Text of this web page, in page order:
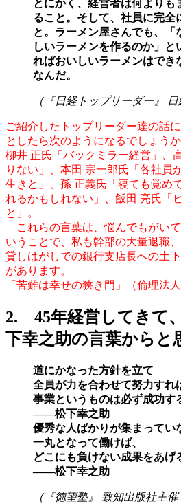
とにかく、経営者は何よりも
ること。そして、社員に完全
と。ラーメン屋さんでも、「
しいラーメンを作るのか」と
ればおいしいラーメンはでき
なんだ。
（『日経トップリーダー』
ご紹介したトップリーダー達の話
としたら次のようになるでしょうか
柳井 正氏「バックミラー経営」、
りない」、本田 宗一郎氏「各社員
生きと」、孫 正義氏「寝ても覚め
れるかもしれない」、飯田 亮氏「
と」。
これらの言葉は、悩んでもがい
いうことで、私も幹部の大量退職
貸しはがしでの銀行支店長への土
があります。
「苦難は幸せの狭き門」（倫理法
2. 45年経営してきて
下幸之助の言葉からと
道にかなった方針を立て
全員が力を合わせて努力すれ
事業というものは必ず成功す
——松下幸之助
優秀な人ばかりが集まってい
一丸となって働けば、
どこにも負けない成果をあげ
——松下幸之助
（『徳望塾』 致知出版社主